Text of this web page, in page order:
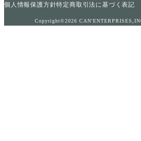
個人情報保護方針特定商取引法に基づく表記
Copyright©2026